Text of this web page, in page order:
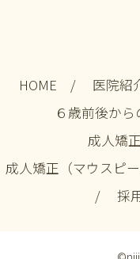
HOME / 医院紹
６歳前後から
成人矯
成人矯正（マウスピー
/ 採